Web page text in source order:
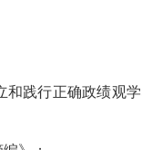
践行正确政绩观学